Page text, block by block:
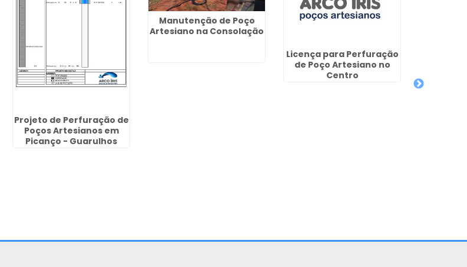
Projeto de Perfuração de
Poços Artesianos em
Picanço - Guarulhos
Manutenção de Poço
Artesiano na Consolação
Licença para Perfuração
de Poço Artesiano no
Centro